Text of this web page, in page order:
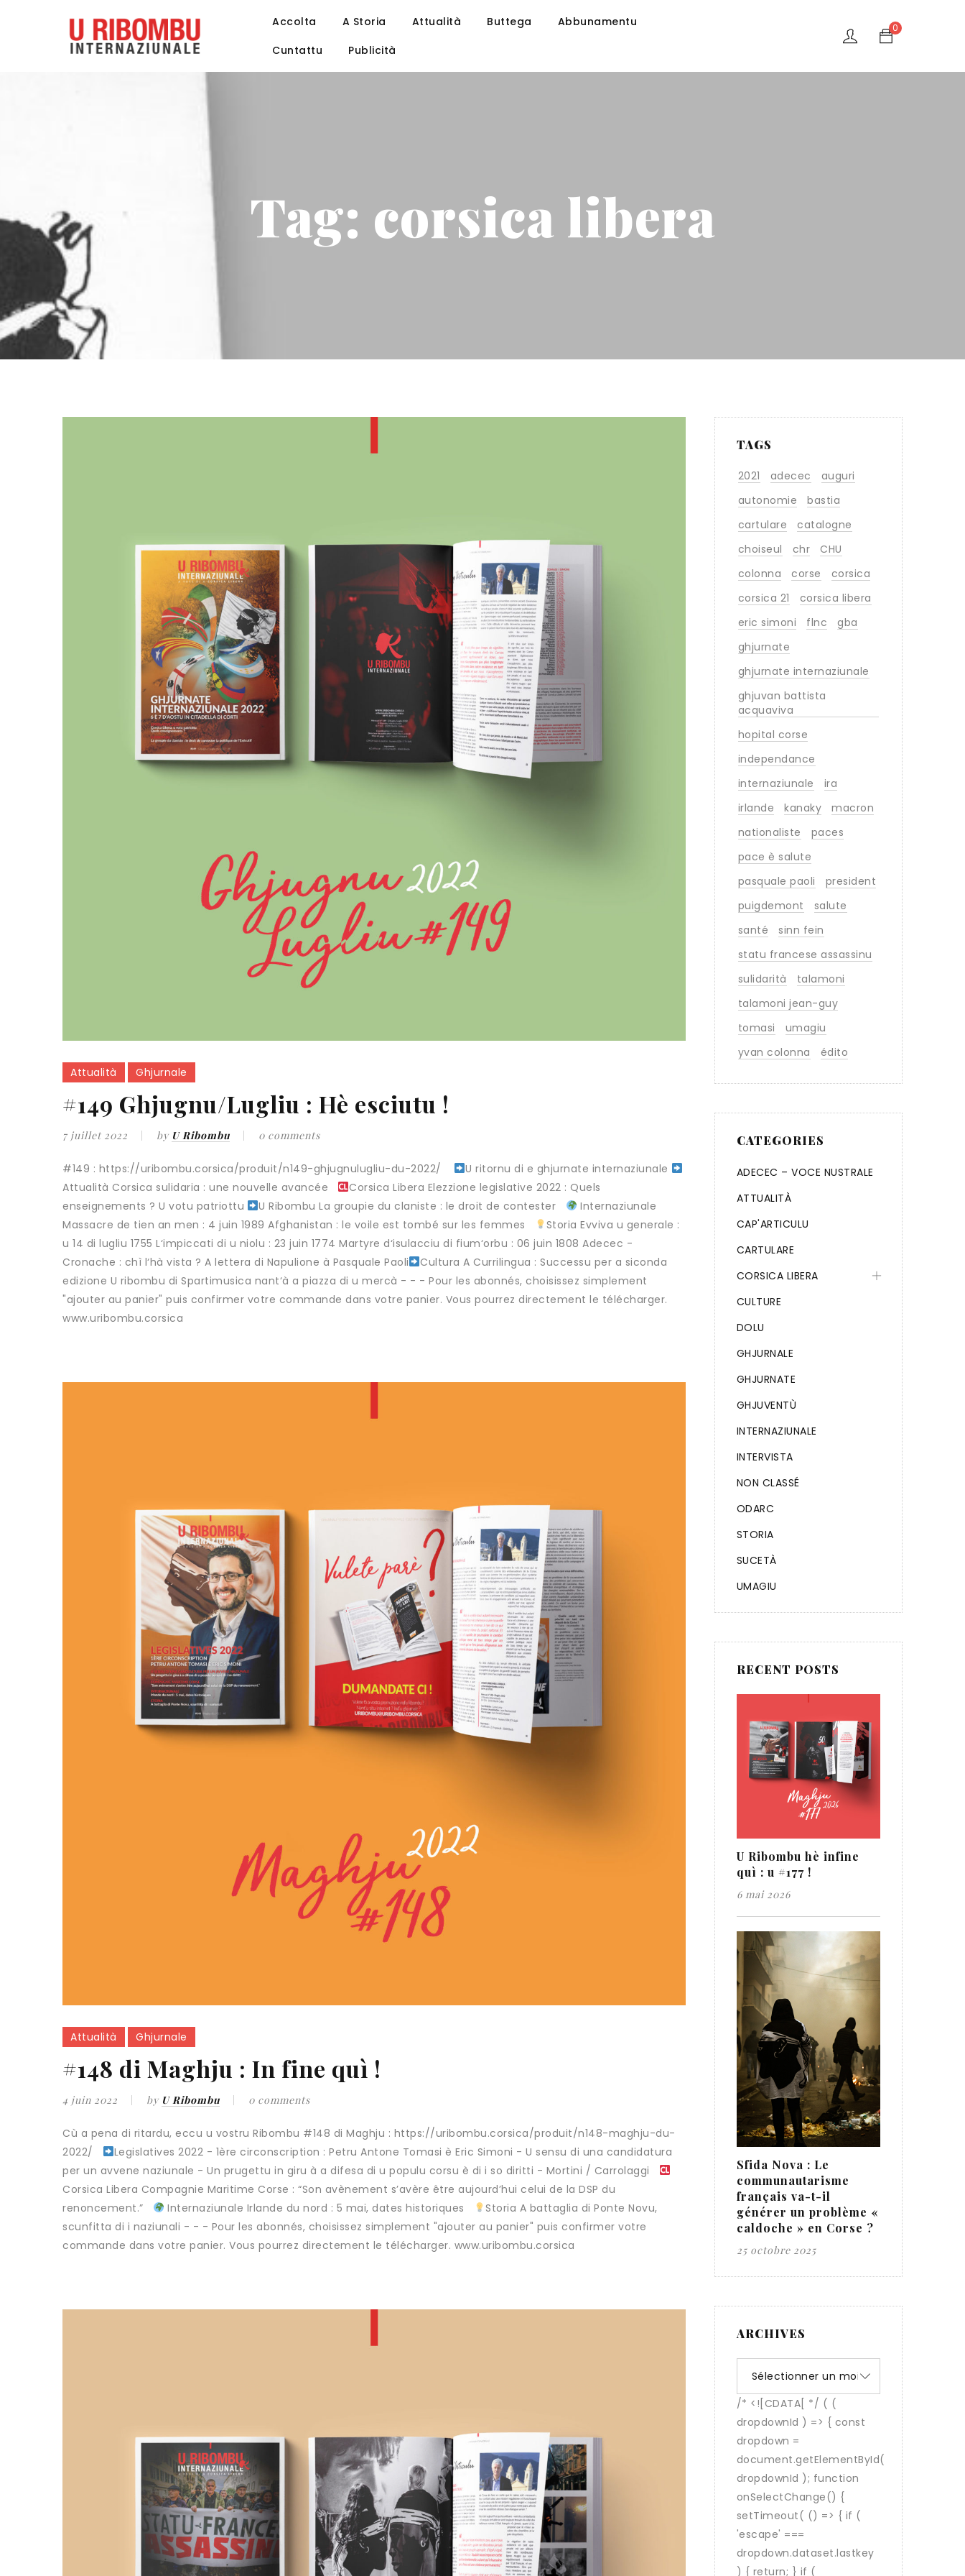
Accolta A Storia Attualità Buttega
Abbunamentu
Cuntattu
Publicità
0
Tag: corsica libera
Attualità Ghjurnale
#149 Ghjugnu/Lugliu : Hè esciutu !
7 juillet 2022 by U Ribombu 0 comments
#149 : https://uribombu.corsica/produit/n149-ghjugnulugliu-du-2022/ ‎
U ritornu di e ghjurnate internaziunale
Attualità Corsica sulidaria : une nouvelle avancée
Corsica Libera Elezzione legislative 2022 : Quels
enseignements ? U votu patriottu
U Ribombu La groupie du claniste : le droit de contester
Internaziunale
Massacre de tien an men : 4 juin 1989 Afghanistan : le voile est tombé sur les femmes
Storia Evviva u generale :
u 14 di lugliu 1755 L‘impiccati di u niolu : 23 juin 1774 Martyre d‘isulacciu di fium‘orbu : 06 juin 1808 Adecec -
Cronache : chì l‘hà vista ? A lettera di Napulione à Pasquale Paoli
Cultura A Currilingua : Successu per a siconda
edizione U ribombu di Spartimusica nant‘à a piazza di u mercà - - - Pour les abonnés, choisissez simplement
"ajouter au panier" puis confirmer votre commande dans votre panier. Vous pourrez directement le télécharger.
www.uribombu.corsica
Attualità Ghjurnale
#148 di Maghju : In fine quì !
4 juin 2022 by U Ribombu 0 comments
Cù a pena di ritardu, eccu u vostru Ribombu #148 di Maghju : https://uribombu.corsica/produit/n148-maghju-du-
2022/
Legislatives 2022 - 1ère circonscription : Petru Antone Tomasi è Eric Simoni - U sensu di una candidatura
per un avvene naziunale - Un prugettu in giru à a difesa di u populu corsu è di i so diritti - Mortini / Carrolaggi
Corsica Libera Compagnie Maritime Corse : “Son avènement s’avère être aujourd’hui celui de la DSP du
renoncement.”
Internaziunale Irlande du nord : 5 mai, dates historiques
Storia A battaglia di Ponte Novu,
scunfitta di i naziunali - - - Pour les abonnés, choisissez simplement "ajouter au panier" puis confirmer votre
commande dans votre panier. Vous pourrez directement le télécharger. www.uribombu.corsica
TAGS
2021 adecec
auguri
autonomie
bastia
cartulare
catalogne
choiseul
chr
CHU
colonna
corse
corsica
corsica 21
corsica libera
eric simoni
flnc
gba
ghjurnate
ghjurnate internaziunale
ghjuvan battista
acquaviva
hopital corse
independance
internaziunale
ira
irlande
kanaky
macron
nationaliste
paces
pace è salute
pasquale paoli
president
puigdemont
salute
santé
sinn fein
statu francese assassinu
sulidarità
talamoni
talamoni jean-guy
tomasi
umagiu
yvan colonna
édito
CATEGORIES
ADECEC – VOCE NUSTRALE
ATTUALITÀ
CAP'ARTICULU
CARTULARE
CORSICA LIBERA
CULTURE
DOLU
GHJURNALE
GHJURNATE
GHJUVENTÙ
INTERNAZIUNALE
INTERVISTA
NON CLASSÉ
ODARC
STORIA
SUCETÀ
UMAGIU
RECENT POSTS
U Ribombu hè infine
quì : u #177 !
6 mai 2026
Sfida Nova : Le
communautarisme
français va-t-il
générer un problème «
caldoche » en Corse ?
25 octobre 2025
ARCHIVES